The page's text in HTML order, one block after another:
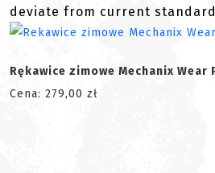
deviate from current
Rękawice zimowe Mechanix Wear
Cena: 279,00 zł